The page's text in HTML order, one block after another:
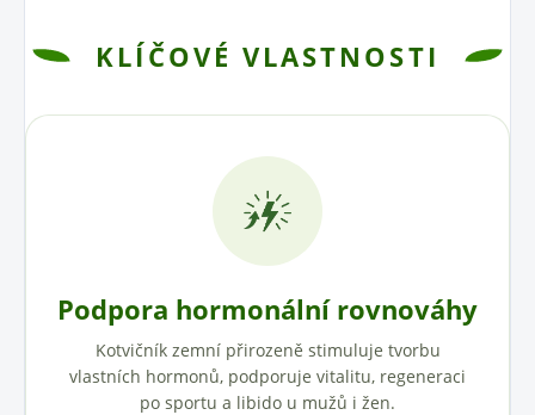
KLÍČOVÉ VLASTNOSTI
Podpora hormonální rovnováhy
Kotvičník zemní přirozeně stimuluje tvorbu
vlastních hormonů, podporuje vitalitu, regeneraci
po sportu a libido u mužů i žen.